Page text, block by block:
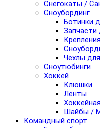
Снегокаты /
Сноубординг
Ботинки
Запчасти
Чехлы
Сноутюбинги
Хоккей
Клюшки
Ленты
Шайбы /
Командный спорт